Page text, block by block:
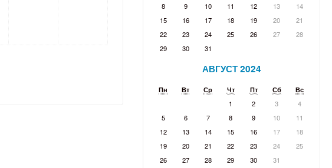
8
9 10 11 12 13
14
15
16 17 18 19 20
21
22
23 24 25 26 27
28
29
30 31
АВГУСТ 2024
Пн Вт Ср Чт Пт Сб
Вс
1
2 3
4
5
6 7 8 9 10
11
12
13 14 15 16 17
18
19
20 21 22 23 24
25
26
27 28 29 30 31